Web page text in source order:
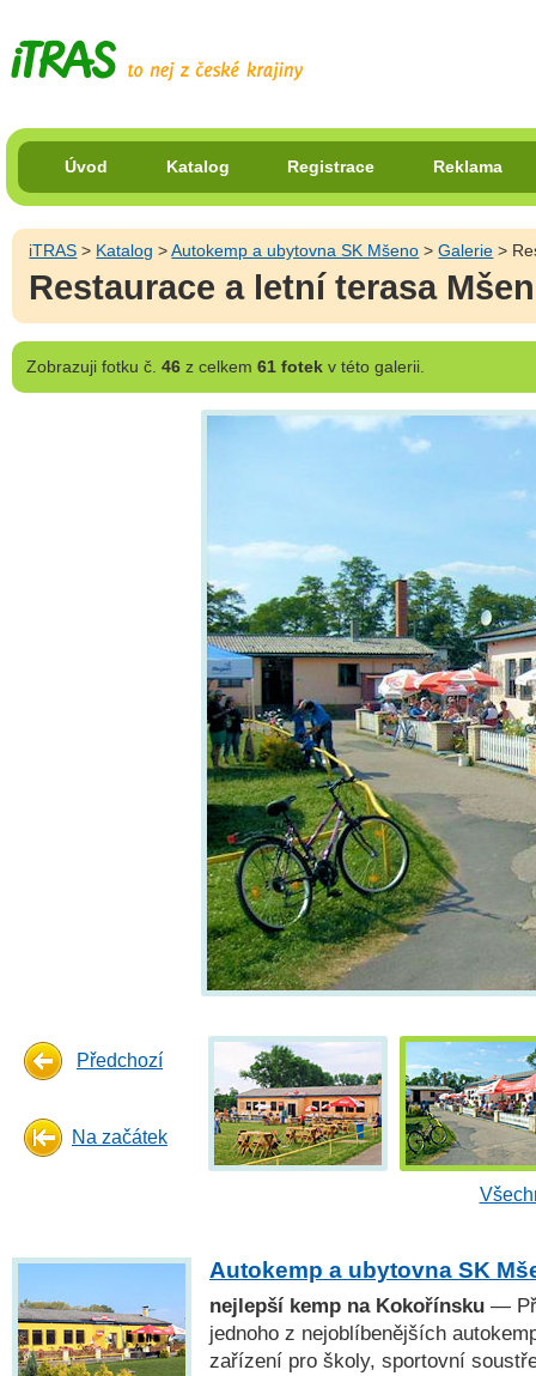
Úvod Katalog Registrace Reklama
iTRAS > Katalog >Autokemp a ubytovna SK Mšeno >Galerie >
Restaurace a letní terasa
Zobrazujifotku č. 46z celkem 61 fotekv této galerii.
Předchozí
Na začátek
Autokemp a ubytovna SK
nejlepší kemp na Kokořínsku —
jednoho z nejoblíbenějších
zařízení pro školy, sportovní